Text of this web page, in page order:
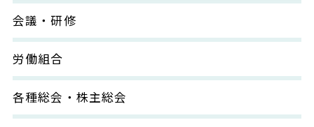
会議・研修
労働組合
各種総会・株主総会